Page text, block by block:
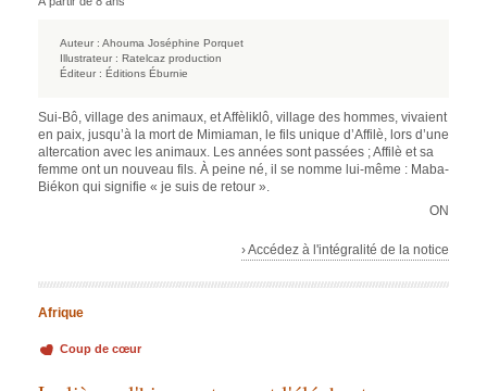
Auteur : Ahouma Joséphine Porquet
Illustrateur : Ratelcaz production
Éditeur : Éditions Éburnie
Sui-Bô, village des animaux, et Affèliklô, village des hommes, vivaient
en paix, jusqu’à la mort de Mimiaman, le fils unique d’Affilè, lors d’une
altercation avec les animaux. Les années sont passées ; Affilè et sa
femme ont un nouveau fils. À peine né, il se nomme lui-même : Maba-
Biékon qui signifie « je suis de retour ».
ON
› Accédez à l'intégralité de la notice
Afrique
Coup de cœur